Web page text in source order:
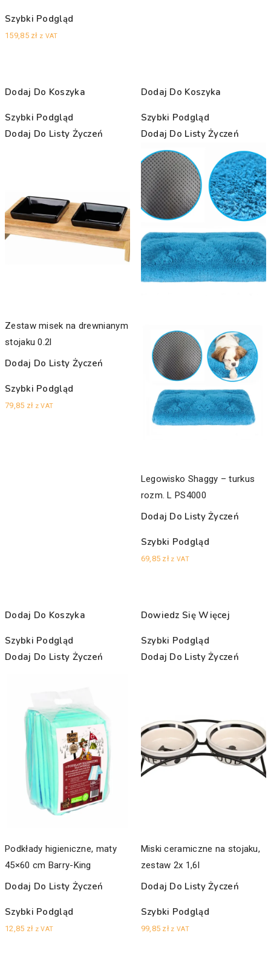
Szybki Podgląd
159,85 zł z VAT
Dodaj Do Koszyka
Szybki Podgląd
Dodaj Do Listy Życzeń
Zestaw misek na drewnianym
stojaku 0.2l
Dodaj Do Listy Życzeń
Szybki Podgląd
79,85 zł z VAT
Dodaj Do Koszyka
Szybki Podgląd
Dodaj Do Listy Życzeń
Legowisko Shaggy – turkus
rozm. L PS4000
Dodaj Do Listy Życzeń
Szybki Podgląd
69,85 zł z VAT
Dodaj Do Koszyka
Szybki Podgląd
Dodaj Do Listy Życzeń
Podkłady higieniczne, maty
45×60 cm Barry-King
Dodaj Do Listy Życzeń
Szybki Podgląd
12,85 zł z VAT
Dowiedz Się Więcej
Szybki Podgląd
Dodaj Do Listy Życzeń
Miski ceramiczne na stojaku,
zestaw 2x 1,6l
Dodaj Do Listy Życzeń
Szybki Podgląd
99,85 zł z VAT